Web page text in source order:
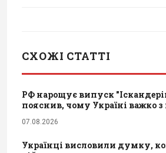
СХОЖІ СТАТТІ
РФ нарощує випуск
пояснив, чому Україні важко
07.08.2026
Українці висловили думку,